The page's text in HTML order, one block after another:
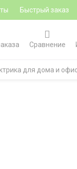
Быстрый заказ
Сравнение
для дома и